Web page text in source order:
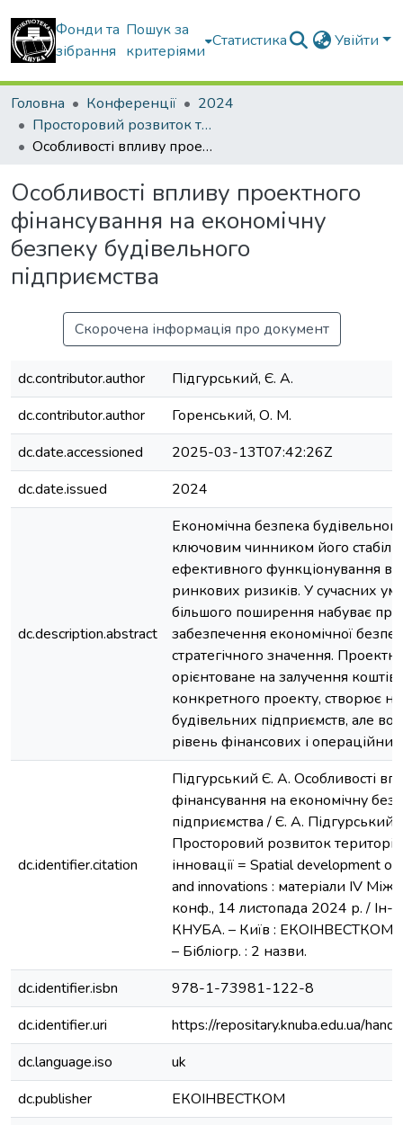
Фонди та
зібрання
Пошук за
критеріями
Статистика Увійти
Головна Конференції
2024
Просторовий розвиток територій: Традиції та інновації
Особливості впливу проектного фінансування на економічну безпеку будівельного підприємства
Особливості впливу проектного
фінансування на економічну
безпеку будівельного
підприємства
Скорочена інформація про документ
dc.contributor.author
Підгурський, Є. А.
dc.contributor.author
Горенський, О. М.
dc.date.accessioned
2025-03-13T07:42:26Z
dc.date.issued
2024
dc.description.abstract
Економічна безпека
ключовим чинником його
ефективного функціонування в
ринкових ризиків. У сучасних
більшого поширення набуває
забезпечення економічної
стратегічного значення.
орієнтоване на залучення коштів
конкретного проекту, створює
будівельних підприємств, але
рівень фінансових і
dc.identifier.citation
Підгурський Є. А. Особливості
фінансування на економічну
підприємства / Є. А.
Просторовий розвиток територій
інновації = Spatial development
and innovations : матеріали IV
конф., 14 листопада 2024 р. / Ін-т
КНУБА. – Київ : ЕКОІНВЕСТКОМ,
– Бібліогр. : 2 назви.
dc.identifier.isbn
978-1-73981-122-8
dc.identifier.uri
https://repositary.knuba.edu.ua/
dc.language.iso
uk
dc.publisher
ЕКОІНВЕСТКОМ